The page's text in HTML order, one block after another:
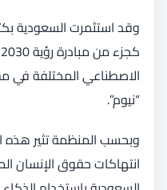
وقد استثمرت السعودية
الاصطناعي المختلفة في
“نيوم”.
وبحسب المنظمة تثير هذه
انتهاكات حقوق الإنسان